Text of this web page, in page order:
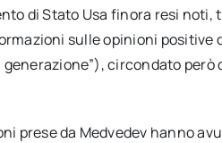
di Stato Usa finora resi noti,
sulle opinioni positive
circondato però
prese da Medvedev hanno